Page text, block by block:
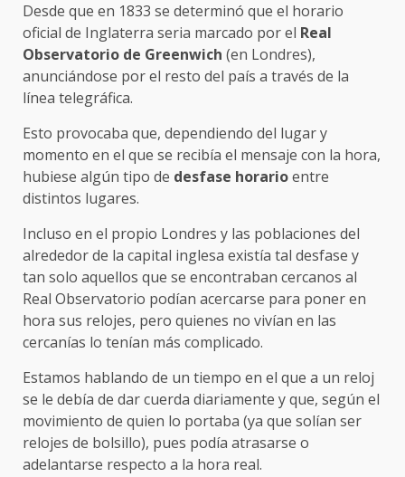
Desde que en 1833 se determinó que el horario
oficial de Inglaterra seria marcado por el Real
Observatorio de Greenwich (en Londres),
anunciándose por el resto del país a través de la
línea telegráfica.
Esto provocaba que, dependiendo del lugar y
momento en el que se recibía el mensaje con la hora,
hubiese algún tipo de desfase horarioentre
distintos lugares.
Incluso en el propio Londres y las poblaciones del
alrededor de la capital inglesa existía tal desfase y
tan solo aquellos que se encontraban cercanos al
Real Observatorio podían acercarse para poner en
hora sus relojes, pero quienes no vivían en las
cercanías lo tenían más complicado.
Estamos hablando de un tiempo en el que a un reloj
se le debía de dar cuerda diariamente y que, según el
movimiento de quien lo portaba (ya que solían ser
relojes de bolsillo), pues podía atrasarse o
adelantarse respecto a la hora real.